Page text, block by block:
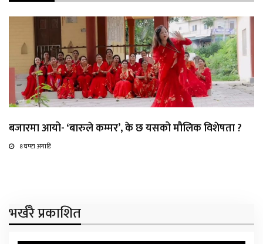
बजारमा आयो- ‘बारुले कम्मर’, के छ यसको मौलिक विशेषता ?
8 घण्टा अगाडि
भर्खरै प्रकाशित